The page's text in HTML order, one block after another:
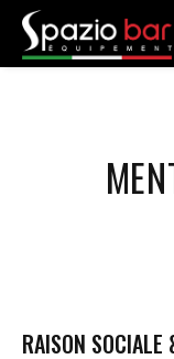
RAISON SOCIALE